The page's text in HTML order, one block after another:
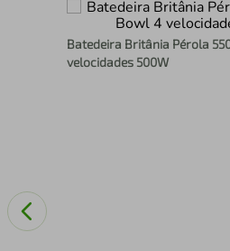
Batedeira Britânia Pérola
velocidades 500W